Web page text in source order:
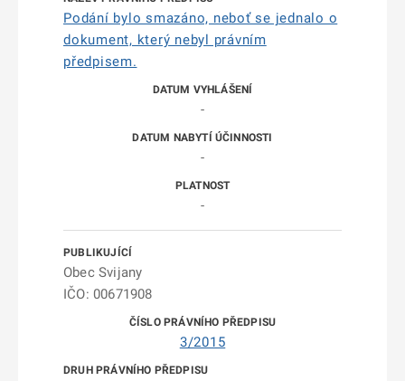
Podání bylo smazáno, neboť se jednalo o
dokument, který nebyl právním
předpisem.
-
-
-
Obec Svijany
IČO: 00671908
3/2015